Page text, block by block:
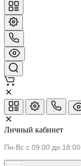
Личный кабинет
Пн-Вс с 09:00 до 18:00